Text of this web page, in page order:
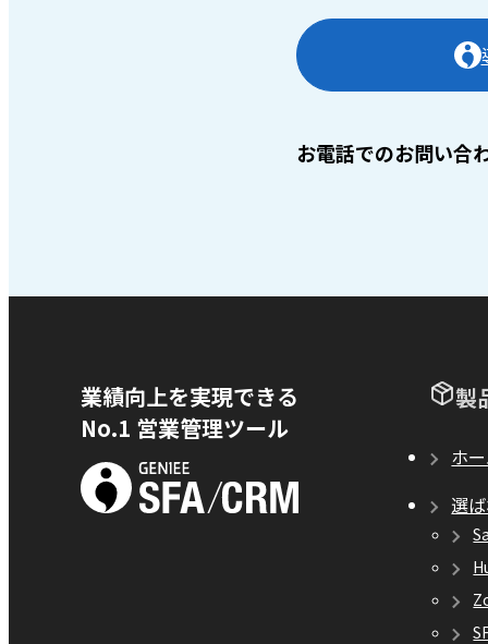
お電話でのお問い合
業績向上を実現できる
No.1 営業管理ツール
製
ホ
選